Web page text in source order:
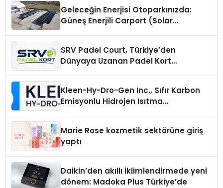
Geleceğin Enerjisi Otoparkınızda:
Güneş Enerjili Carport (Solar
SRV Padel Court, Türkiye’den
Dünyaya Uzanan Padel Kort
Kleen-Hy-Dro-Gen Inc., Sıfır Karbon
Emisyonlu Hidrojen Isıtma
Marie Rose kozmetik sektörüne giriş
yaptı
Daikin’den akıllı iklimlendirmede yeni
dönem: Madoka Plus Türkiye’de